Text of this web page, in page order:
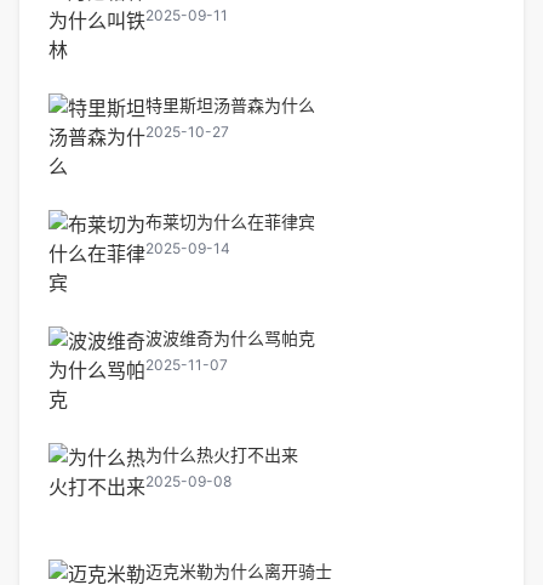
2025-09-11
特里斯坦汤普森为什么
2025-10-27
布莱切为什么在菲律宾
2025-09-14
波波维奇为什么骂帕克
2025-11-07
为什么热火打不出来
2025-09-08
迈克米勒为什么离开骑士